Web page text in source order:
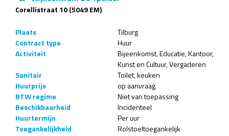
Corellistraat 10 (5049 EM)
Plaats
Tilburg
Contract type
Huur
Activiteit
Bijeenkomst Educatie Kantoor
Kunst en Cultuur Vergaderen
Sanitair
Toilet keuken
Huurprijs
op aanvraag
BTW regime
Niet van toepassing
Beschikbaarheid
Incidenteel
Huurtermijn
Per uur
Toegankelijkheid
Rolstoeltoegankelijk